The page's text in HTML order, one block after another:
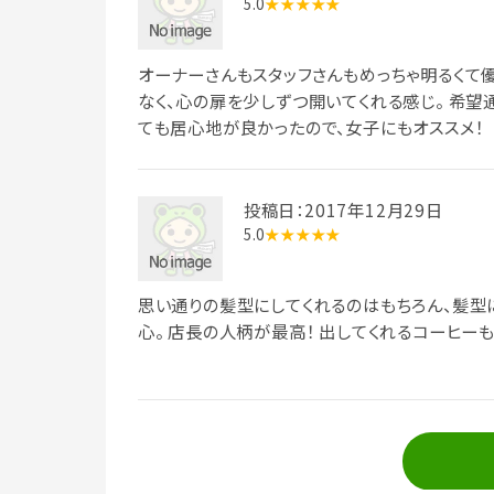
オーナーさんもスタッフさんもめっちゃ明るく
なく、心の扉を少しずつ開いてくれる感じ。 希
ても居心地が良かったので、女子にもオススメ！
投稿日：2017年12月29日
5.0★★★★★
思い通りの髪型にしてくれるのはもちろん、髪
心。 店長の人柄が最高！ 出してくれるコーヒー